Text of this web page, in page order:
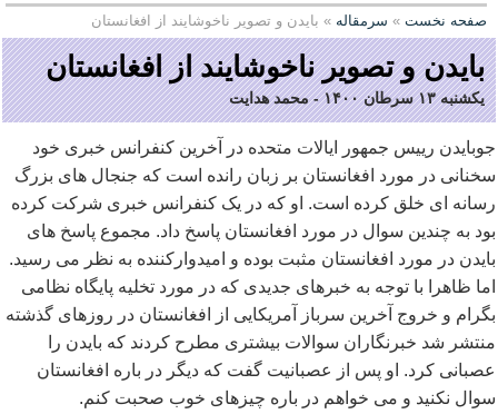
صفحه نخست » سرمقاله » بایدن و تصویر ناخوشایند از افغانستان
بایدن و تصویر ناخوشایند از افغانستان
یکشنبه ۱۳ سرطان ۱۴۰۰ -محمد هدایت
جوبایدن رییس جمهور ایالات متحده در آخرین کنفرانس خبری خود
سخنانی در مورد افغانستان بر زبان رانده است که جنجال های بزرگ
رسانه ای خلق کرده است. او که در یک کنفرانس خبری شرکت کرده
بود به چندین سوال در مورد افغانستان پاسخ داد. مجموع پاسخ های
بایدن در مورد افغانستان مثبت بوده و امیدوارکننده به نظر می رسید.
اما ظاهرا با توجه به خبرهای جدیدی که در مورد تخلیه پایگاه نظامی
بگرام و خروج آخرین سرباز آمریکایی از افغانستان در روزهای گذشته
منتشر شد خبرنگاران سوالات بیشتری مطرح کردند که بایدن را
عصبانی کرد. او پس از عصبانیت گفت که دیگر در باره افغانستان
سوال نکنید و می خواهم در باره چیزهای خوب صحبت کنم.